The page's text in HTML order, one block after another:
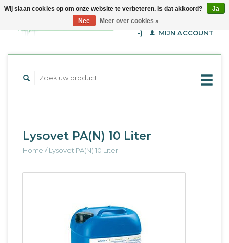
WINKELWAGEN (€--,-
-)
MIJN ACCOUNT
Lysovet PA(N) 10 Liter
Home /Lysovet PA(N) 10 Liter
Wij slaan cookies op om onze website te verbeteren. Is dat akkoord?
Ja
Nee
Meer over cookies »